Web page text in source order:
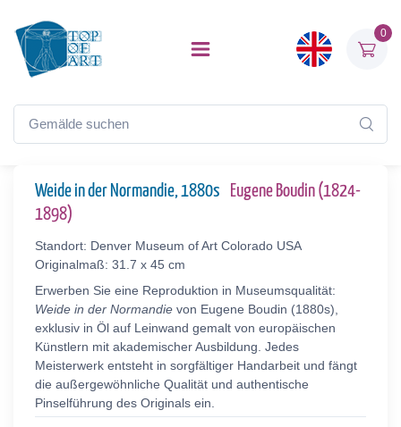
0
Weide in der Normandie, 1880s
Eugene Boudin (1824-
1898)
Standort: Denver Museum of Art Colorado USA
Originalmaß: 31.7 x 45 cm
Erwerben Sie eine Reproduktion in Museumsqualität:
Weide in der Normandie von Eugene Boudin (1880s),
exklusiv in Öl auf Leinwand gemalt von europäischen
Künstlern mit akademischer Ausbildung. Jedes
Meisterwerk entsteht in sorgfältiger Handarbeit und fängt
die außergewöhnliche Qualität und authentische
Pinselführung des Originals ein.